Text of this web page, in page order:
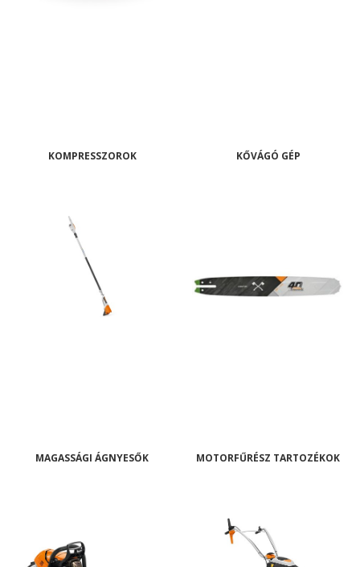
KOMPRESSZOROK KŐVÁGÓ GÉP
MAGASSÁGI ÁGNYESŐK MOTORFŰRÉSZ TARTOZÉKOK